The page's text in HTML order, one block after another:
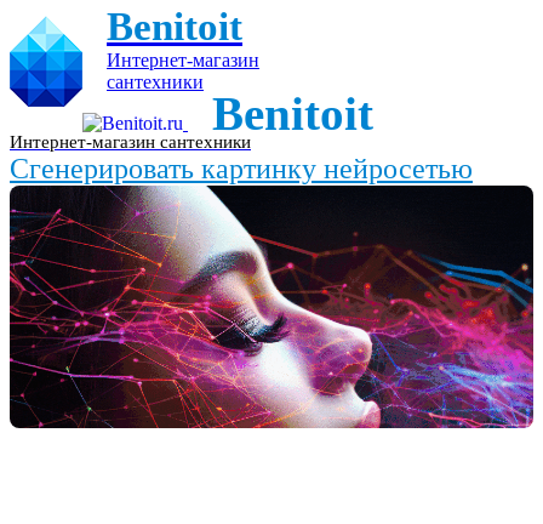
Benitoit
Интернет-магазин
сантехники
Benitoit
Интернет-магазин сантехники
Сгенерировать картинку нейросетью